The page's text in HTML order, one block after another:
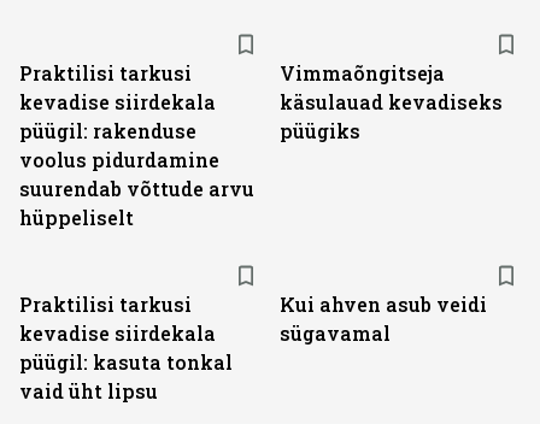
Praktilisi tarkusi
kevadise siirdekala
püügil: rakenduse
voolus pidurdamine
suurendab võttude arvu
hüppeliselt
Vimmaõngitseja
käsulauad kevadiseks
püügiks
Praktilisi tarkusi
kevadise siirdekala
püügil: kasuta tonkal
vaid üht lipsu
Kui ahven asub veidi
sügavamal